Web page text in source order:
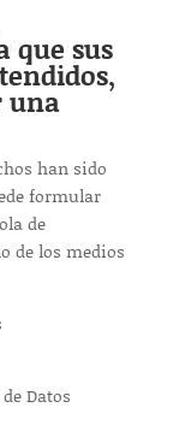
que sus
una
han sido
formular
de
de los medios
Datos